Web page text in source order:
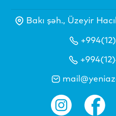
Bakı şəh., Üzeyir